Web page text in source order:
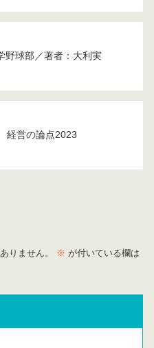
野球部／著者：大利実
経営の論点2023
りません。 ※ が付いている欄は